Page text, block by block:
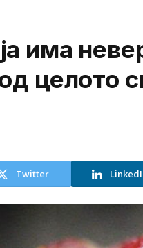
има
целото
Twitter